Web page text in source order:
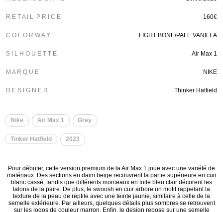
R E T A I L P R I C E 160€
C O L O R W A Y LIGHT BONE/PALE VANILLA
S I L H O U E T T E Air Max 1
M A R Q U E NIKE
D E S I G N E R Thinker Hatfield
Nike Air Max 1 Grey
Tinker Hatfield 2023
Pour débuter, cette version premium de la Air Max 1 joue avec une variété de
matériaux. Des sections en daim beige recouvrent la partie supérieure en cuir
blanc cassé, tandis que différents morceaux en toile bleu clair décorent les
talons de la paire. De plus, le swoosh en cuir arbore un motif rappelant la
texture de la peau de reptile avec une teinte jaunie, similaire à celle de la
semelle extérieure. Par ailleurs, quelques détails plus sombres se retrouvent
sur les logos de couleur marron. Enfin, le design repose sur une semelle